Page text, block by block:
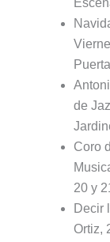
de
Coro
20 y
Decir
Ortiz,